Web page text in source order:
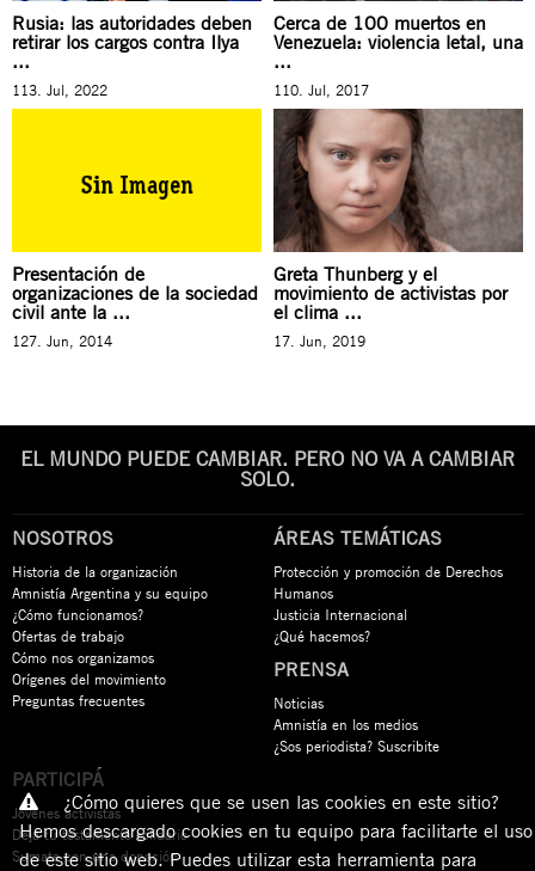
Rusia: las autoridades deben
retirar los cargos contra Ilya
...
113. Jul, 2022
Cerca de 100 muertos en
Venezuela: violencia letal, una
...
110. Jul, 2017
Presentación de
organizaciones de la sociedad
civil ante la ...
127. Jun, 2014
Greta Thunberg y el
movimiento de activistas por
el clima ...
17. Jun, 2019
EL MUNDO PUEDE CAMBIAR. PERO NO VA A CAMBIAR
SOLO.
NOSOTROS
Historia de la organización
Amnistía Argentina y su equipo
¿Cómo funcionamos?
Ofertas de trabajo
Cómo nos organizamos
Orígenes del movimiento
Preguntas frecuentes
ÁREAS TEMÁTICAS
Protección y promoción de Derechos
Humanos
Justicia Internacional
¿Qué hacemos?
PRENSA
Noticias
Amnistía en los medios
¿Sos periodista? Suscribite
PARTICIPÁ
Jóvenes activistas
Dejá tu testamento solidario
Sumate con una donación
¿Cómo quieres que se usen las cookies en este sitio?
Hemos descargado cookies en tu equipo para facilitarte el uso
de este sitio web. Puedes utilizar esta herramienta para